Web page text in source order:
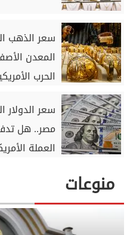
سعر الذهب
المعدن
الحرب
مصر.. هل تدفع
العملة
منوعات